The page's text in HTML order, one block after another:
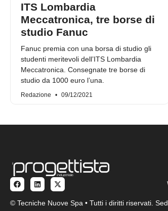
ITS Lombardia
Meccatronica, tre borse di
studio Fanuc
Fanuc premia con una borsa di studio gli
studenti meritevoli dell’ITS Lombardia
Meccatronica. Consegnate tre borse di
studio da 1000 euro l’una.
Redazione 09/12/2021
© Tecniche Nuove Spa • Tutti i diritti riservati.